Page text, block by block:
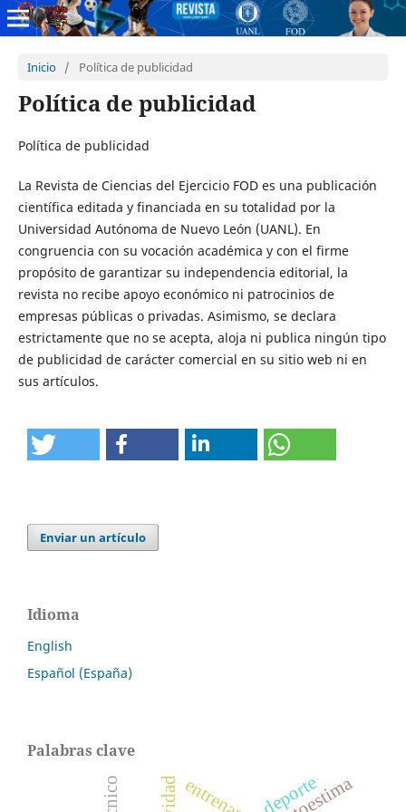
Inicio / Política de publicidad
Política de publicidad
Política de publicidad
La Revista de Ciencias del Ejercicio FOD es una publicación
científica editada y financiada en su totalidad por la
Universidad Autónoma de Nuevo León (UANL). En
congruencia con su vocación académica y con el firme
propósito de garantizar su independencia editorial, la
revista no recibe apoyo económico ni patrocinios de
empresas públicas o privadas. Asimismo, se declara
estrictamente que no se acepta, aloja ni publica ningún tipo
de publicidad de carácter comercial en su sitio web ni en
sus artículos.
Enviar un artículo
Idioma
English
Español (España)
Palabras clave
deporte